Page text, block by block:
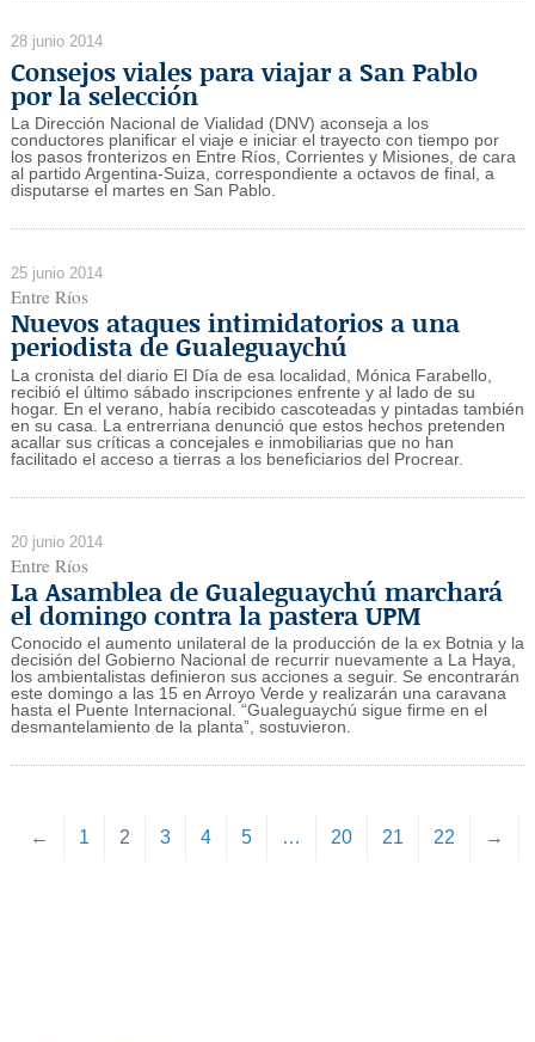
28 junio 2014
Consejos viales para viajar a San Pablo
por la selección
La Dirección Nacional de Vialidad (DNV) aconseja a los
conductores planificar el viaje e iniciar el trayecto con tiempo por
los pasos fronterizos en Entre Ríos, Corrientes y Misiones, de cara
al partido Argentina-Suiza, correspondiente a octavos de final, a
disputarse el martes en San Pablo.
25 junio 2014
Entre Ríos
Nuevos ataques intimidatorios a una
periodista de Gualeguaychú
La cronista del diario El Día de esa localidad, Mónica Farabello,
recibió el último sábado inscripciones enfrente y al lado de su
hogar. En el verano, había recibido cascoteadas y pintadas también
en su casa. La entrerriana denunció que estos hechos pretenden
acallar sus críticas a concejales e inmobiliarias que no han
facilitado el acceso a tierras a los beneficiarios del Procrear.
20 junio 2014
Entre Ríos
La Asamblea de Gualeguaychú marchará
el domingo contra la pastera UPM
Conocido el aumento unilateral de la producción de la ex Botnia y la
decisión del Gobierno Nacional de recurrir nuevamente a La Haya,
los ambientalistas definieron sus acciones a seguir. Se encontrarán
este domingo a las 15 en Arroyo Verde y realizarán una caravana
hasta el Puente Internacional. “Gualeguaychú sigue firme en el
desmantelamiento de la planta”, sostuvieron.
← 1 2 3 4 5 … 20 21 22 →